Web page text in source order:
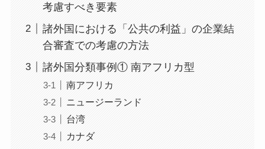
考慮すべき要素
諸外国における「公共の利益」の企業結
合審査での考慮の方法
諸外国分類事例① 南アフリカ型
南アフリカ
ニュージーランド
台湾
カナダ